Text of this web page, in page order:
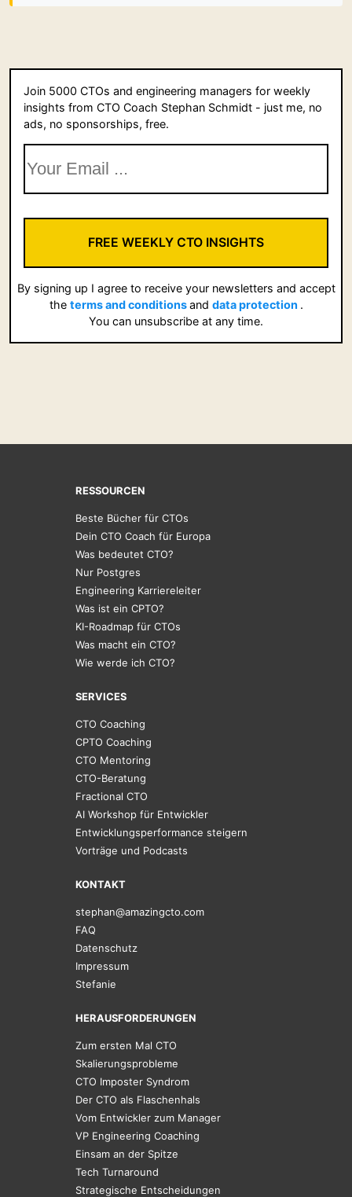
Join 5000 CTOs and engineering managers for weekly
insights from CTO Coach Stephan Schmidt - just me, no
ads, no sponsorships, free.
FREE WEEKLY CTO INSIGHTS
By signing up I agree to receive your newsletters and accept
the terms and conditionsand data protection .
You can unsubscribe at any time.
RESSOURCEN
Beste Bücher für CTOs
Dein CTO Coach für Europa
Was bedeutet CTO?
Nur Postgres
Engineering Karriereleiter
Was ist ein CPTO?
KI-Roadmap für CTOs
Was macht ein CTO?
Wie werde ich CTO?
SERVICES
CTO Coaching
CPTO Coaching
CTO Mentoring
CTO-Beratung
Fractional CTO
AI Workshop für Entwickler
Entwicklungsperformance steigern
Vorträge und Podcasts
KONTAKT
stephan@amazingcto.com
FAQ
Datenschutz
Impressum
Stefanie
HERAUSFORDERUNGEN
Zum ersten Mal CTO
Skalierungsprobleme
CTO Imposter Syndrom
Der CTO als Flaschenhals
Vom Entwickler zum Manager
VP Engineering Coaching
Einsam an der Spitze
Tech Turnaround
Strategische Entscheidungen